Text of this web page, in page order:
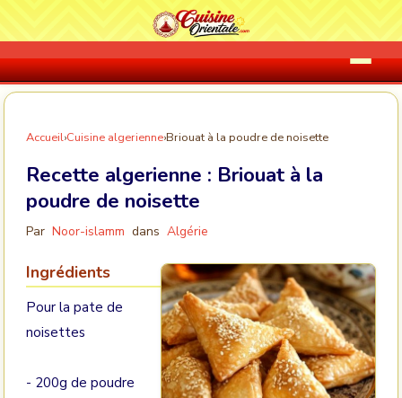
Accueil›Cuisine algerienne›Briouat à la poudre de noisette
Recette algerienne : Briouat à la
poudre de noisette
Par Noor-islamm dans Algérie
Ingrédients
Pour la pate de
noisettes
- 200g de poudre